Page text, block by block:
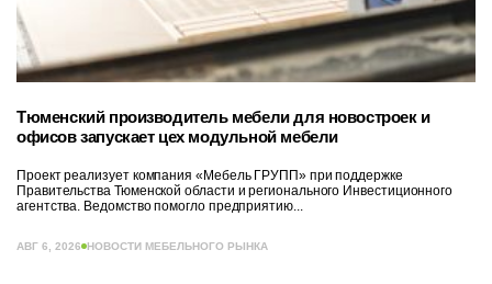
Тюменский производитель мебели для новостроек и
офисов запускает цех модульной мебели
Проект реализует компания «Мебель ГРУПП» при поддержке
Правительства Тюменской области и регионального Инвестиционного
агентства. Ведомство помогло предприятию...
АВГ 6, 2026 НОВОСТИ МЕБЕЛЬНОГО РЫНКА